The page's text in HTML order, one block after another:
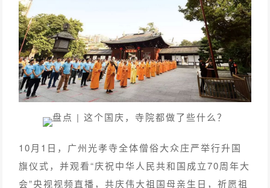
10月1日，广州光孝寺全体僧俗大众庄严举行升国
旗仪式，并观看“庆祝中华人民共和国成立70周年大
会”央视视频直播，共庆伟大祖国母亲生日，祈愿祖